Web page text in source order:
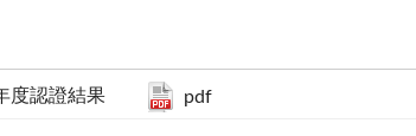
度認證結果 pdf